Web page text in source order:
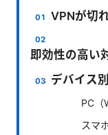
VPNが切
即効性の高い
デバイス
PC（
スマ